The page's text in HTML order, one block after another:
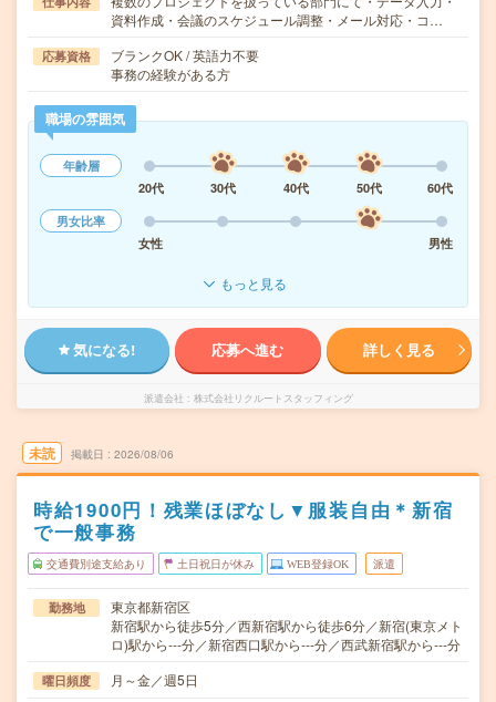
資料作成・会議のスケジュール調整・メール対応・コ…
応募資格
ブランクOK / 英語力不要
事務の経験がある方
職場の雰囲気
年齢層
20代
30代 40代 50代
60代
男女比率
女性
男性
もっと見る
気になる! 応募へ進む 詳しく見る
派遣会社 株式会社リクルートスタッフィング
未読 掲載日 2026/08/06
時給1900円！残業ほぼなし▼服装自由＊新宿
で一般事務
交通費別途支給あり 土日祝日が休み WEB登録OK 派遣
勤務地
東京都新宿区
新宿駅から徒歩5分／西新宿駅から徒歩6分／新宿(東京メト
ロ)駅から---分／新宿西口駅から---分／西武新宿駅から---分
曜日頻度 月～金／週5日